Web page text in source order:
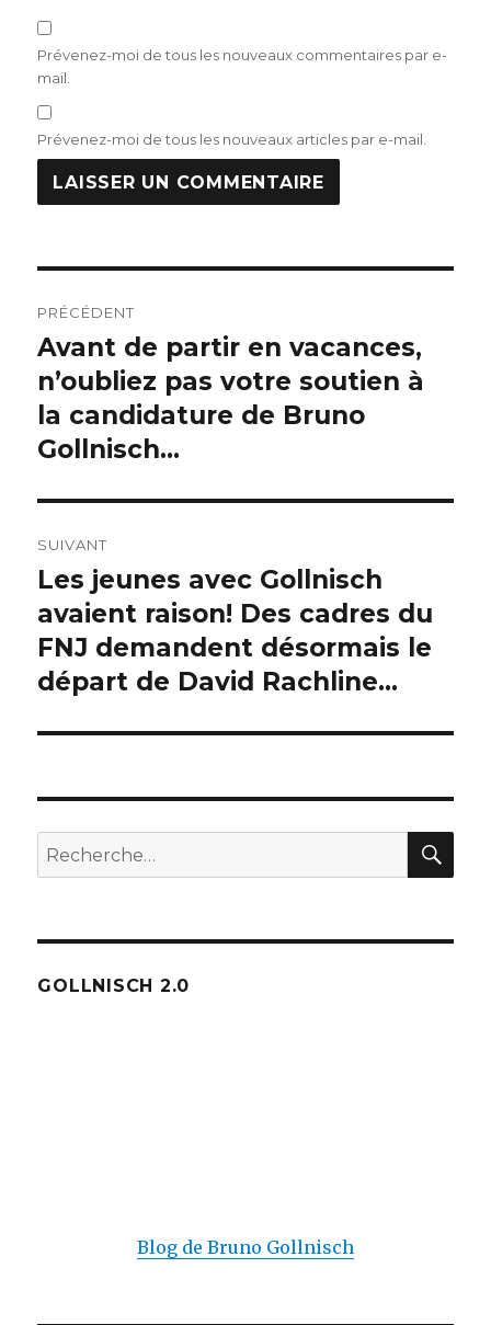
Prévenez-moi de tous les nouveaux commentaires par e-
mail.
Prévenez-moi de tous les nouveaux articles par e-mail.
de
l’article
PRÉCÉDENT
Publication
précédente :
Avant de partir en vacances,
n’oubliez pas votre soutien à
la candidature de Bruno
Gollnisch…
SUIVANT
Publication
suivante :
Les jeunes avec Gollnisch
avaient raison! Des cadres du
FNJ demandent désormais le
départ de David Rachline…
Recherche
pour :
GOLLNISCH 2.0
Blog de Bruno Gollnisch